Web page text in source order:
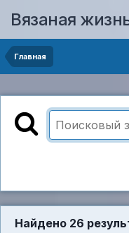
Вязаная
Главная
Найдено 26